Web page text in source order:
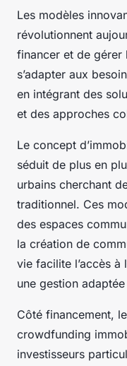
Les modèles
révolutionnent
financer et de gérer
s’adapter aux
en intégrant des
et des approches
Le concept
séduit de plus en
urbains cherchant
traditionnel. Ces
des espaces
la création de
vie facilite l’accès
une gestion
Côté financement,
crowdfunding
investisseurs